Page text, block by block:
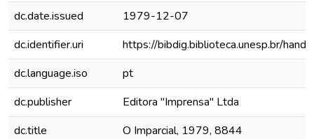
dc.date.issued
1979-12-07
dc.identifier.uri
https://bibdig.biblioteca.unesp.br/
dc.language.iso
pt
dc.publisher
Editora "Imprensa" Ltda
dc.title
O Imparcial, 1979, 8844